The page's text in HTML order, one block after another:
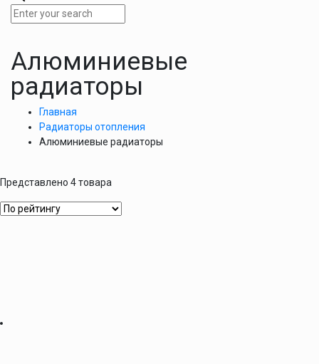
Алюминиевые
радиаторы
Главная
Радиаторы отопления
Алюминиевые радиаторы
Представлено 4 товара